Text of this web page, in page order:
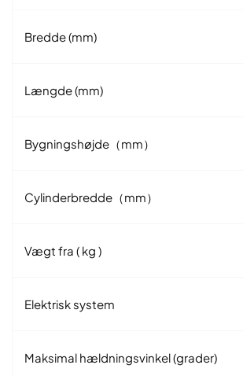
Bredde (mm)
Længde (mm)
Bygningshøjde（mm）
Cylinderbredde（mm）
Vægt fra ( kg )
Elektrisk system
Maksimal hældningsvinkel (grader)